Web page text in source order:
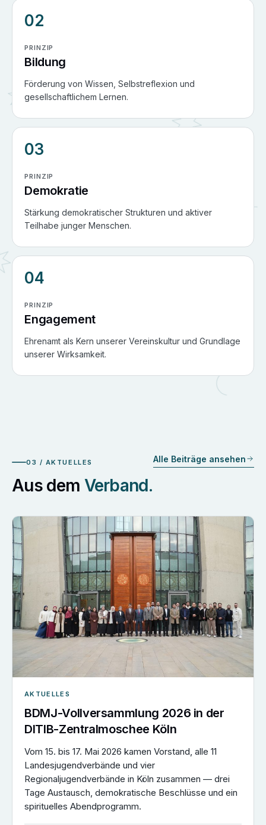
02
PRINZIP
Bildung
Förderung von Wissen, Selbstreflexion und
gesellschaftlichem Lernen.
03
PRINZIP
Demokratie
Stärkung demokratischer Strukturen und aktiver
Teilhabe junger Menschen.
04
PRINZIP
Engagement
Ehrenamt als Kern unserer Vereinskultur und Grundlage
unserer Wirksamkeit.
03 / AKTUELLES
Aus dem Verband.
Alle Beiträge ansehen
AKTUELLES
BDMJ-Vollversammlung 2026 in der
DITIB-Zentralmoschee Köln
Vom 15. bis 17. Mai 2026 kamen Vorstand, alle 11
Landesjugendverbände und vier
Regionaljugendverbände in Köln zusammen — drei
Tage Austausch, demokratische Beschlüsse und ein
spirituelles Abendprogramm.